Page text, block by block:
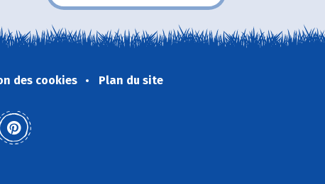
des cookies Plan du site